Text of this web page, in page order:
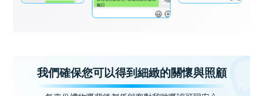
我們確保您可以得到細緻的關懷與照顧